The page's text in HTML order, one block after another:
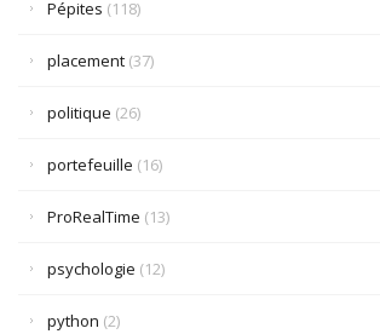
Pépites (118)
placement (37)
politique (26)
portefeuille (16)
ProRealTime (13)
psychologie (12)
python (2)